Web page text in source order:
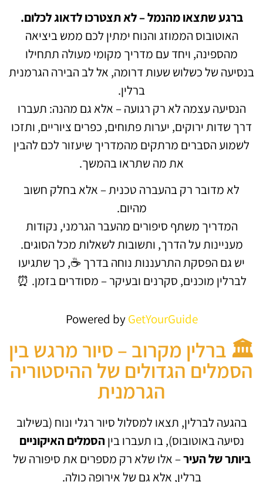
ברגע שתצאו מהנמל – לא תצטרכו לדאוג לכלום.
האוטובוס הממוזג והנוח ימתין לכם ממש ביציאה
מהספינה, ויחד עם מדריך מקומי מעולה תתחילו
בנסיעה של כשלוש שעות דרומה, אל לב הבירה הגרמנית
ברלין.
הנסיעה עצמה לא רק רגועה – אלא גם מהנה: תעברו
דרך שדות ירוקים, יערות פתוחים, כפרים ציוריים, ותזכו
לשמוע הסברים מרתקים מהמדריך שיעזור לכם להבין
את מה שתראו בהמשך.
לא מדובר רק בהעברה טכנית – אלא בחלק חשוב
מהיום.
המדריך משתף סיפורים מהעבר הגרמני, נקודות
מעניינות על הדרך, ותשובות לשאלות מכל הסוגים.
יש גם הפסקת התרעננות נוחה בדרך ☕, כך שתגיעו
לברלין מוכנים, סקרנים ובעיקר – מסודרים בזמן. ⏰
Powered byGetYourGuide
🏛️ ברלין מקרוב – סיור מרגש בין
הסמלים הגדולים של ההיסטוריה
הגרמנית
בהגעה לברלין, תצאו למסלול סיור רגלי ונוח (בשילוב
נסיעה באוטובוס), בו תעברו בין הסמלים האיקוניים
ביותר של העיר– אלו שלא רק מספרים את סיפורה של
ברלין, אלא גם של אירופה כולה.